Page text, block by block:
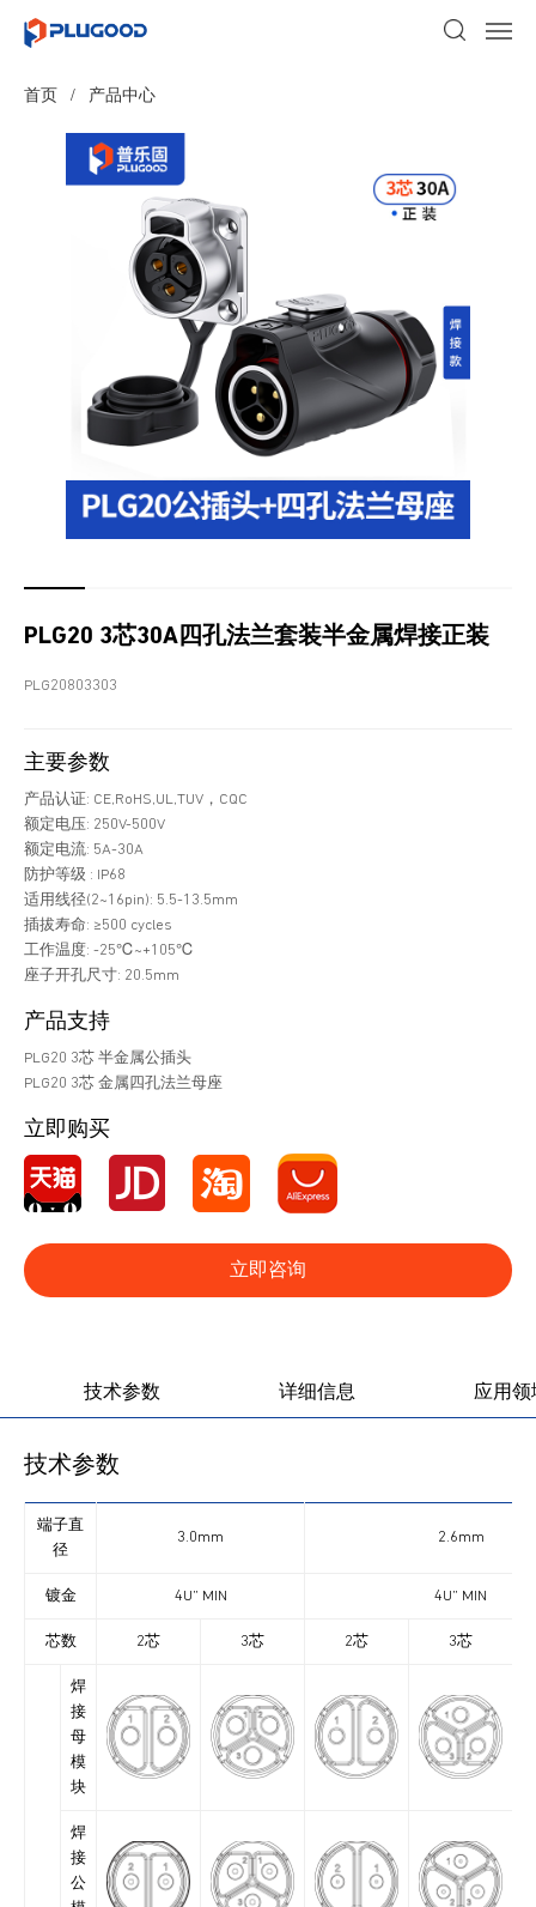
首页 / 产品中心
PLG20 3芯30A四孔法兰套装半金属焊接正装
PLG20803303
主要参数
产品认证: CE,RoHS,UL,TUV，CQC
额定电压: 250V-500V
额定电流: 5A-30A
防护等级 : IP68
适用线径(2~16pin): 5.5-13.5mm
插拔寿命: ≥500 cycles
工作温度: -25℃~+105℃
座子开孔尺寸: 20.5mm
产品支持
PLG20 3芯 半金属公插头
PLG20 3芯 金属四孔法兰母座
立即购买
立即咨询
技术参数 详细信息 应用领
技术参数
端子直
径
3.0mm 2.6mm
镀金 4U” MIN 4U” MIN
芯数 2芯 3芯 2芯 3芯
焊
接
母
模
块
焊
接
公